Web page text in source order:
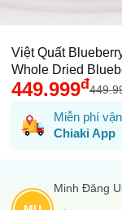
Việt Quất
Whole Dried
449.999đ
Miễn phí
Chiaki App
Minh Ðăng